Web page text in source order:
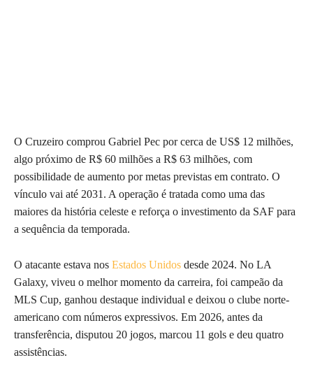
O Cruzeiro comprou Gabriel Pec por cerca de US$ 12 milhões,
algo próximo de R$ 60 milhões a R$ 63 milhões, com
possibilidade de aumento por metas previstas em contrato. O
vínculo vai até 2031. A operação é tratada como uma das
maiores da história celeste e reforça o investimento da SAF para
a sequência da temporada.
O atacante estava nos Estados Unidos desde 2024. No LA
Galaxy, viveu o melhor momento da carreira, foi campeão da
MLS Cup, ganhou destaque individual e deixou o clube norte-
americano com números expressivos. Em 2026, antes da
transferência, disputou 20 jogos, marcou 11 gols e deu quatro
assistências.